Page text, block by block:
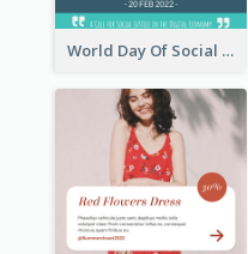
World Day Of Social Justice Instagram Post